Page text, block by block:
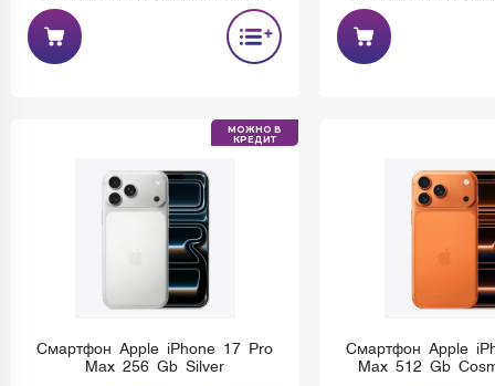
МОЖНО В
КРЕДИТ
Смартфон Apple iPhone 17 Pro
Max 256 Gb Silver
Смартфон Apple
Max 512 Gb